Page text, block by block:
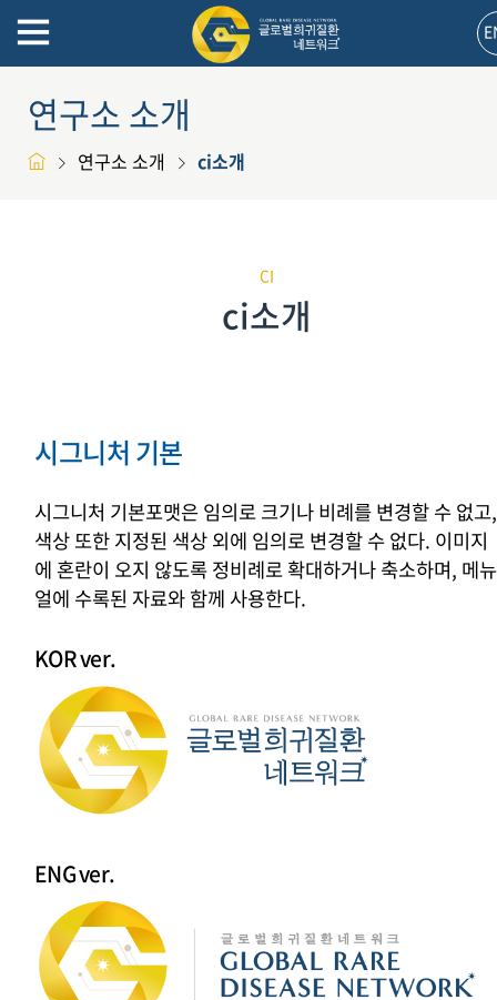
연구소 소개
연구소 소개 ci소개
CI
ci소개
시그니처 기본
시그니처 기본포맷은 임의로 크기나 비례를 변경할 수 없고,
색상 또한 지정된 색상 외에 임의로 변경할 수 없다. 이미지
에 혼란이 오지 않도록 정비례로 확대하거나 축소하며, 메뉴
얼에 수록된 자료와 함께 사용한다.
KOR ver.
ENG ver.